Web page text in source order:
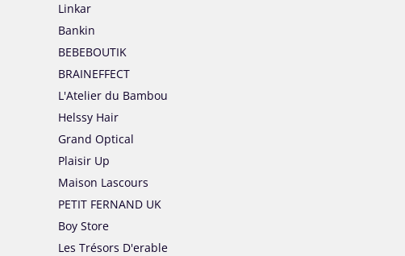
Linkar
Bankin
BEBEBOUTIK
BRAINEFFECT
L'Atelier du Bambou
Helssy Hair
Grand Optical
Plaisir Up
Maison Lascours
PETIT FERNAND UK
Boy Store
Les Trésors D'erable